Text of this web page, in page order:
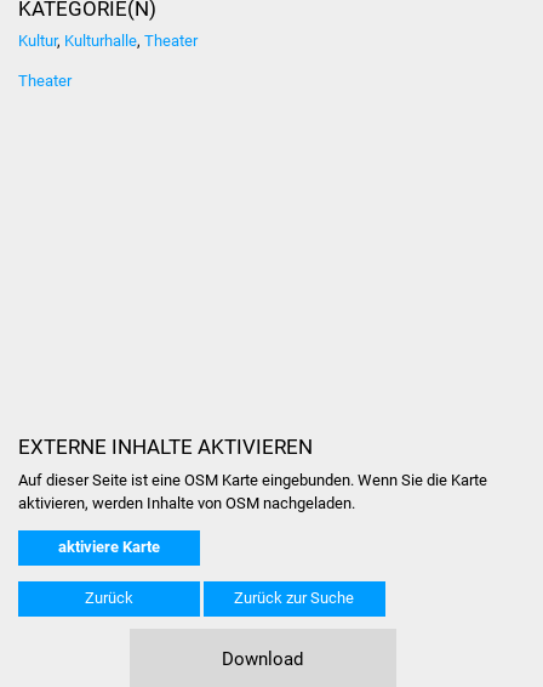
Fachteam Jugend
Kinder- und
Stadtwerke
KATEGORIE(N)
Kultur, Kulturhalle, Theater
Theater
EXTERNE INHALTE AKTIVIEREN
Auf dieser Seite ist eine OSM Karte eingebunden. Wenn Sie die Karte
aktivieren, werden Inhalte von OSM nachgeladen.
aktiviere Karte
Zurück Zurück zur Suche
Download